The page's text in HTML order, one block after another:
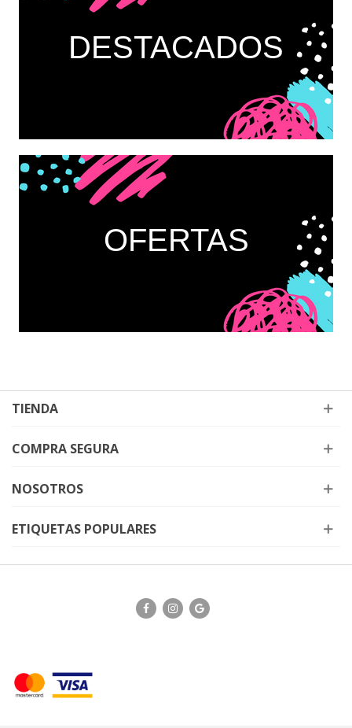
DESTACADOS
OFERTAS
TIENDA
COMPRA SEGURA
NOSOTROS
ETIQUETAS POPULARES